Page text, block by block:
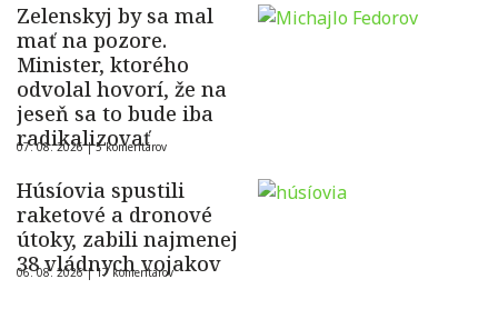
Zelenskyj by sa mal
mať na pozore.
Minister, ktorého
odvolal hovorí, že na
jeseň sa to bude iba
radikalizovať
07. 08. 2026 |5 komentárov
Húsíovia spustili
raketové a dronové
útoky, zabili najmenej
38 vládnych vojakov
06. 08. 2026 |17 komentárov